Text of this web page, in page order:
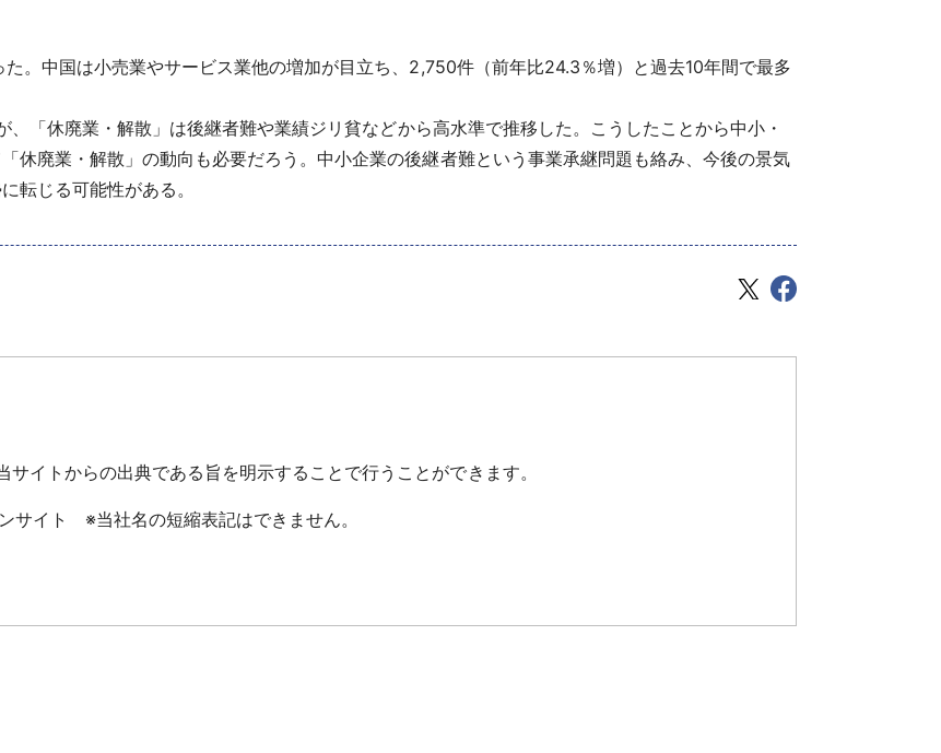
。中国は小売業やサービス業他の増加が目立ち、2,750件（前年比24.3％増）と過去10年間で最多
「休廃業・解散」は後継者難や業績ジリ貧などから高水準で推移した。こうしたことから中小・
休廃業・解散」の動向も必要だろう。中小企業の後継者難という事業承継問題も絡み、今後の景気
転じる可能性がある。
イトからの出典である旨を明示することで行うことができます。
サイト ※当社名の短縮表記はできません。